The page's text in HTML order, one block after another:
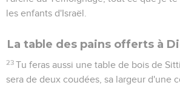
les enfants d'Israël.
La table des pains offerts à
23 Tu feras aussi une table de bois de
sera de deux coudées, sa largeur d'une